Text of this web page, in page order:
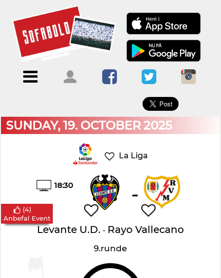
Menu
ForsideKalendere
Blogs
Om
Sofabold
Kontakt
bruger
ind
×
SUNDAY, 19. OCTOBER 2025
La Liga
18:30 -
Levante U.D. - Rayo Vallecano
9.runde
(4)
Anbefal Event